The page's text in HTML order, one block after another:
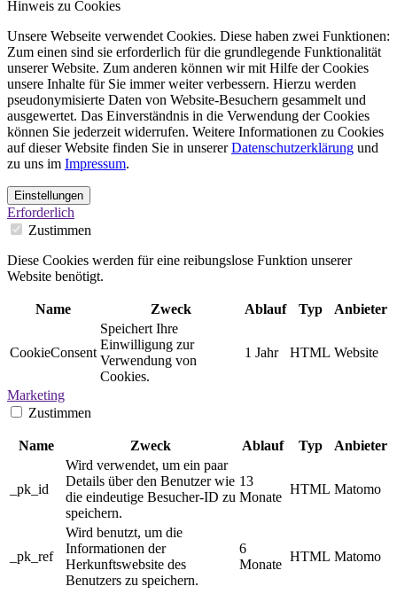
Hinweis zu Cookies
Unsere Webseite verwendet Cookies. Diese haben zwei Funktionen:
Zum einen sind sie erforderlich für die grundlegende Funktionalität
unserer Website. Zum anderen können wir mit Hilfe der Cookies
unsere Inhalte für Sie immer weiter verbessern. Hierzu werden
pseudonymisierte Daten von Website-Besuchern gesammelt und
ausgewertet. Das Einverständnis in die Verwendung der Cookies
können Sie jederzeit widerrufen. Weitere Informationen zu Cookies
auf dieser Website finden Sie in unsererDatenschutzerklärung und
zu uns im Impressum.
Einstellungen
Erforderlich
Zustimmen
Diese Cookies werden für eine reibungslose Funktion unserer
Website benötigt.
Name Zweck Ablauf Typ Anbieter
CookieConsent
Speichert Ihre
Einwilligung zur
Verwendung von
Cookies.
1 Jahr HTML Website
Marketing
Zustimmen
Name Zweck Ablauf Typ Anbieter
_pk_id
Wird verwendet, um ein paar
Details über den Benutzer wie
die eindeutige Besucher-ID zu
speichern.
13
Monate
HTML Matomo
_pk_ref
Wird benutzt, um die
Informationen der
Herkunftswebsite des
Benutzers zu speichern.
6
Monate
HTML Matomo